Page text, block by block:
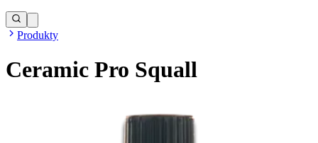
Produkty
Ceramic Pro Squall